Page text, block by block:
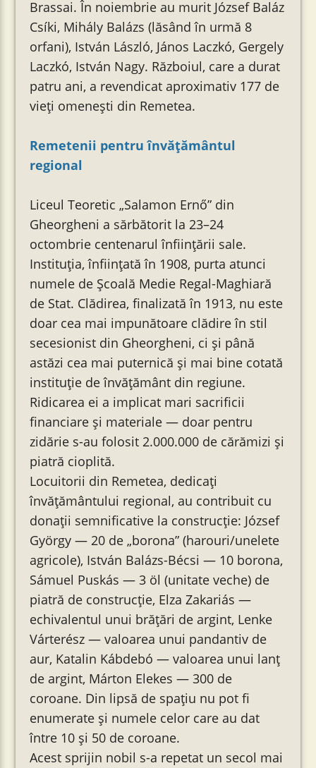
Brassai. În noiembrie au murit József Baláz
Csíki, Mihály Balázs (lăsând în urmă 8
orfani), István László, János Laczkó, Gergely
Laczkó, István Nagy. Războiul, care a durat
patru ani, a revendicat aproximativ 177 de
vieți omenești din Remetea.
Remetenii pentru învățământul
regional
Liceul Teoretic „Salamon Ernő” din
Gheorgheni a sărbătorit la 23–24
octombrie centenarul înființării sale.
Instituția, înființată în 1908, purta atunci
numele de Școală Medie Regal-Maghiară
de Stat. Clădirea, finalizată în 1913, nu este
doar cea mai impunătoare clădire în stil
secesionist din Gheorgheni, ci și până
astăzi cea mai puternică și mai bine cotată
instituție de învățământ din regiune.
Ridicarea ei a implicat mari sacrificii
financiare și materiale — doar pentru
zidărie s-au folosit 2.000.000 de cărămizi și
piatră cioplită.
Locuitorii din Remetea, dedicați
învățământului regional, au contribuit cu
donații semnificative la construcție: József
György — 20 de „borona” (harouri/unelete
agricole), István Balázs-Bécsi — 10 borona,
Sámuel Puskás — 3 öl (unitate veche) de
piatră de construcție, Elza Zakariás —
echivalentul unui brățări de argint, Lenke
Várterész — valoarea unui pandantiv de
aur, Katalin Kábdebó — valoarea unui lanț
de argint, Márton Elekes — 300 de
coroane. Din lipsă de spațiu nu pot fi
enumerate și numele celor care au dat
între 10 și 50 de coroane.
Acest sprijin nobil s-a repetat un secol mai